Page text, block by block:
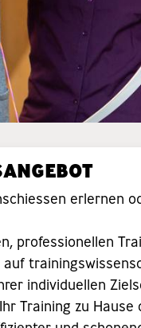
erlernen
professionellen
auf
individuellen
Training zu